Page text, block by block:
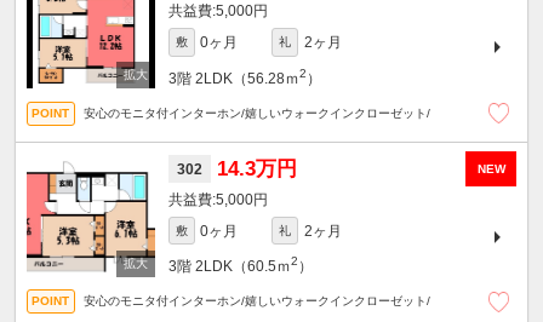
5,000円
敷 0ヶ月 礼 2ヶ月
3階 2LDK（56.28ｍ2 ）
安心のモニタ付インターホン/嬉しいウォークインクローゼット/
NEW
302 14.3万円
5,000円
敷 0ヶ月 礼 2ヶ月
3階 2LDK（60.5ｍ2 ）
安心のモニタ付インターホン/嬉しいウォークインクローゼット/